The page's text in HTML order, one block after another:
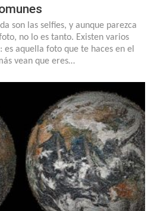
son las selfies, y aunque parezca
no lo es tanto. Existen varios
es aquella foto que te haces en el
vean que eres…